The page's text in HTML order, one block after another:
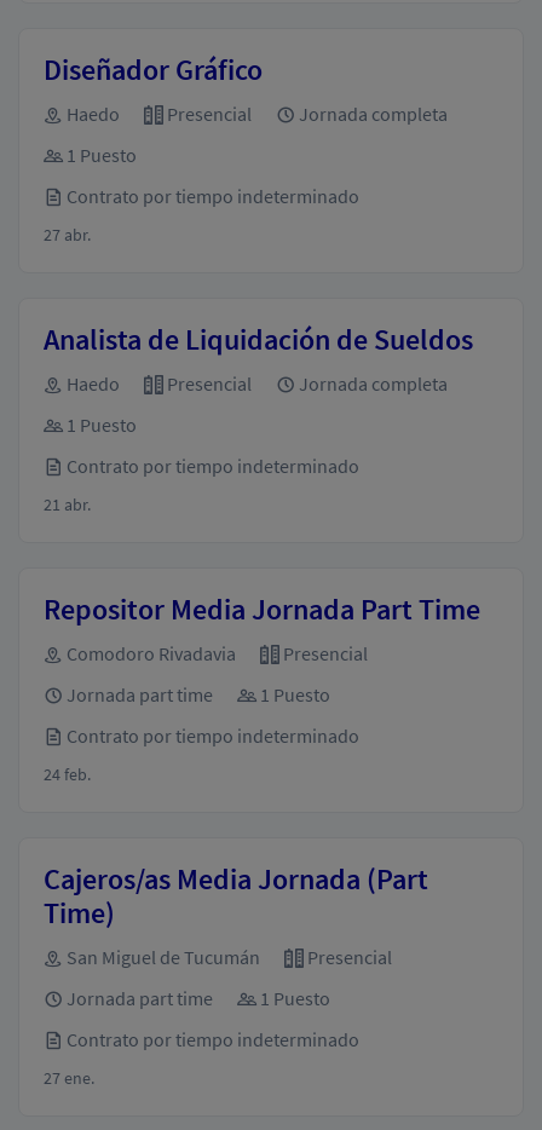
Diseñador Gráfico
Haedo Presencial
Jornada completa
1 Puesto
Contrato por tiempo indeterminado
27 abr.
Analista de Liquidación de Sueldos
Haedo Presencial
Jornada completa
1 Puesto
Contrato por tiempo indeterminado
21 abr.
Repositor Media Jornada Part Time
Comodoro Rivadavia
Presencial
Jornada part time
1 Puesto
Contrato por tiempo indeterminado
24 feb.
Cajeros/as Media Jornada (Part
Time)
San Miguel de Tucumán
Presencial
Jornada part time
1 Puesto
Contrato por tiempo indeterminado
27 ene.